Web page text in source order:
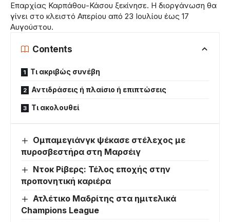
Επαρχίας Καρπάθου-Κάσου ξεκίνησε. Η διοργάνωση θα
γίνει στο κλειστό Απερίου από 23 Ιουλίου έως 17
Αυγούστου.
Contents
Τι ακριβώς συνέβη
Αντιδράσεις ή πλαίσιο ή επιπτώσεις
Τι ακολουθεί
Ομπαμεγιάνγκ ψέκασε στέλεχος με
πυροσβεστήρα στη Μαρσέιγ
Ντοκ Ρίβερς: Τέλος εποχής στην
προπονητική καριέρα
Ατλέτικο Μαδρίτης στα ημιτελικά
Champions League